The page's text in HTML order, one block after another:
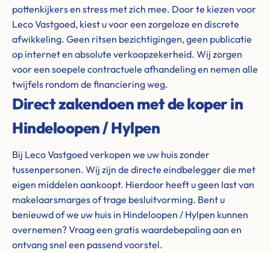
pottenkijkers en stress met zich mee. Door te kiezen voor
Leco Vastgoed, kiest u voor een zorgeloze en discrete
afwikkeling. Geen ritsen bezichtigingen, geen publicatie
op internet en absolute verkoopzekerheid. Wij zorgen
voor een soepele contractuele afhandeling en nemen alle
twijfels rondom de financiering weg.
Direct zakendoen met de koper in
Hindeloopen / Hylpen
Bij Leco Vastgoed verkopen we uw huis zonder
tussenpersonen. Wij zijn de directe eindbelegger die met
eigen middelen aankoopt. Hierdoor heeft u geen last van
makelaarsmarges of trage besluitvorming. Bent u
benieuwd of we uw huis in Hindeloopen / Hylpen kunnen
overnemen? Vraag een gratis waardebepaling aan en
ontvang snel een passend voorstel.